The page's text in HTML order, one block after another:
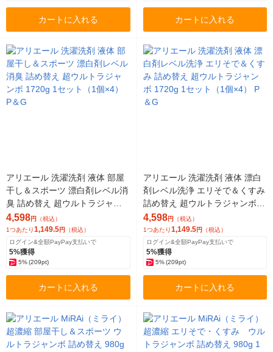
カートに入れる カートに入れる
アリエール 洗濯洗剤 液体 部屋
干し＆スポーツ 漂白剤レベル消
臭 詰め替え 超ウルトラジャン
ボ 1720g 1セット（1個×4） P
＆G
4,598円 （税込）
1つあたり1,149.5円 （税込）
ログイン&全額PayPay支払いで
5%獲得
5%(209pt)
カートに入れる
アリエール 洗濯洗剤 液体 漂白
剤レベル洗浄 エリそで＆くすみ
詰め替え 超ウルトラジャンボ 1
720g 1セット（1個×4） P＆G
4,598円 （税込）
1つあたり1,149.5円 （税込）
ログイン&全額PayPay支払いで
5%獲得
5% (209pt)
カートに入れる